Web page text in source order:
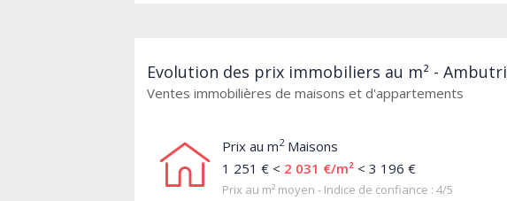
Evolution des prix immobiliers au m² -
Ventes immobilières de maisons et d'appartements
Prix au m2Maisons
1 251 € < 2 031 €/m² < 3 196 €
Prix au m² moyen - Indice de confiance : 4/5